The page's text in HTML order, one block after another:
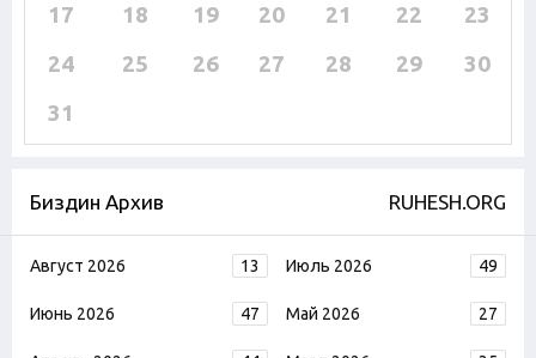
17
18 19 20 21 22
23
24
25 26 27 28 29
30
31
Биздин Архив RUHESH.ORG
Август 2026 13 Июль 2026 49
Июнь 2026 47 Май 2026 27